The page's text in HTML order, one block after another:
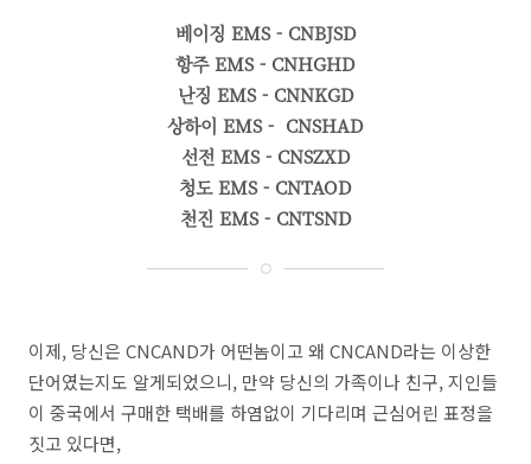
베이징 EMS - CNBJSD
항주 EMS - CNHGHD
난징 EMS - CNNKGD
상하이 EMS - CNSHAD
선전 EMS - CNSZXD
청도 EMS - CNTAOD
천진 EMS - CNTSND
이제, 당신은 CNCAND가 어떤놈이고 왜 CNCAND라는 이상한
단어였는지도 알게되었으니, 만약 당신의 가족이나 친구, 지인들
이 중국에서 구매한 택배를 하염없이 기다리며 근심어린 표정을
짓고 있다면,